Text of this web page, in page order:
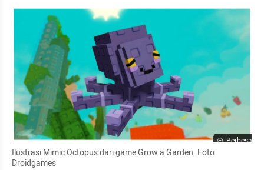
Perbesar
Ilustrasi Mimic Octopus dari game Grow a Garden. Foto:
Droidgames